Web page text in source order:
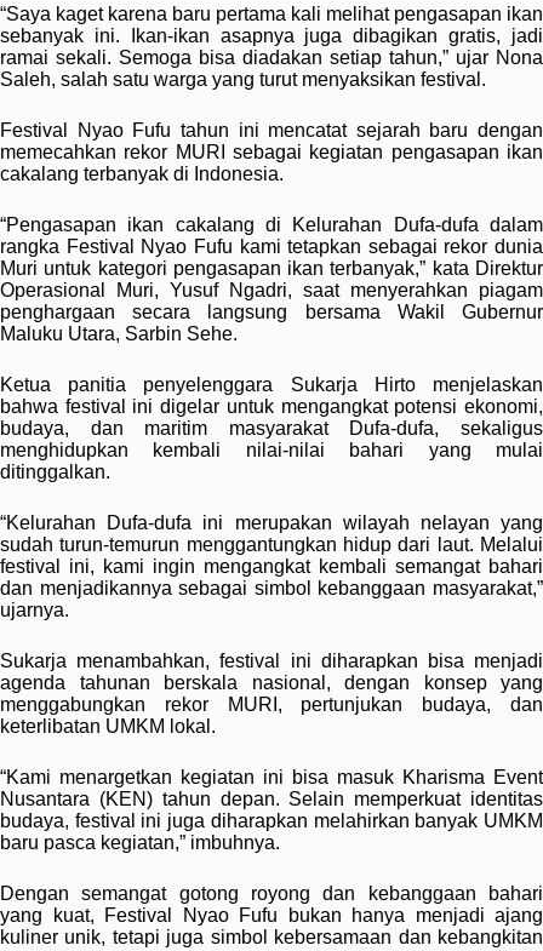
“Saya kaget karena baru pertama kali melihat pengasapan ikan
sebanyak ini. Ikan-ikan asapnya juga dibagikan gratis, jadi
ramai sekali. Semoga bisa diadakan setiap tahun,” ujar Nona
Saleh, salah satu warga yang turut menyaksikan festival.
Festival Nyao Fufu tahun ini mencatat sejarah baru dengan
memecahkan rekor MURI sebagai kegiatan pengasapan ikan
cakalang terbanyak di Indonesia.
“Pengasapan ikan cakalang di Kelurahan Dufa-dufa dalam
rangka Festival Nyao Fufu kami tetapkan sebagai rekor dunia
Muri untuk kategori pengasapan ikan terbanyak,” kata Direktur
Operasional Muri, Yusuf Ngadri, saat menyerahkan piagam
penghargaan secara langsung bersama Wakil Gubernur
Maluku Utara, Sarbin Sehe.
Ketua panitia penyelenggara Sukarja Hirto menjelaskan
bahwa festival ini digelar untuk mengangkat potensi ekonomi,
budaya, dan maritim masyarakat Dufa-dufa, sekaligus
menghidupkan kembali nilai-nilai bahari yang mulai
ditinggalkan.
“Kelurahan Dufa-dufa ini merupakan wilayah nelayan yang
sudah turun-temurun menggantungkan hidup dari laut. Melalui
festival ini, kami ingin mengangkat kembali semangat bahari
dan menjadikannya sebagai simbol kebanggaan masyarakat,”
ujarnya.
Sukarja menambahkan, festival ini diharapkan bisa menjadi
agenda tahunan berskala nasional, dengan konsep yang
menggabungkan rekor MURI, pertunjukan budaya, dan
keterlibatan UMKM lokal.
“Kami menargetkan kegiatan ini bisa masuk Kharisma Event
Nusantara (KEN) tahun depan. Selain memperkuat identitas
budaya, festival ini juga diharapkan melahirkan banyak UMKM
baru pasca kegiatan,” imbuhnya.
Dengan semangat gotong royong dan kebanggaan bahari
yang kuat, Festival Nyao Fufu bukan hanya menjadi ajang
kuliner unik, tetapi juga simbol kebersamaan dan kebangkitan